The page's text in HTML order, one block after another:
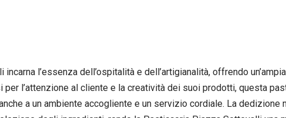
l’essenza dell’ospitalità e dell’artigianalità, offrendo
l’attenzione al cliente e la creatività dei suoi prodotti, questa
a un ambiente accogliente e un servizio cordiale. La dedizione